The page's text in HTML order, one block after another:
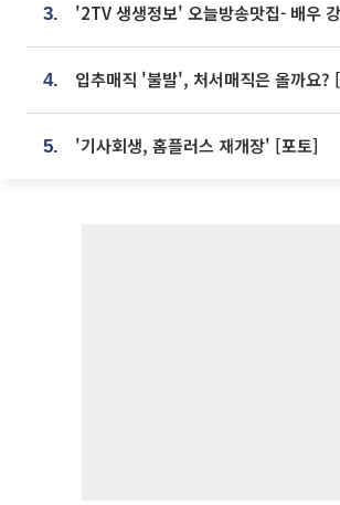
3.
4. 입추매직 '불발', 처서매직은 올까요?
5. '기사회생, 홈플러스 재개장' [포토]